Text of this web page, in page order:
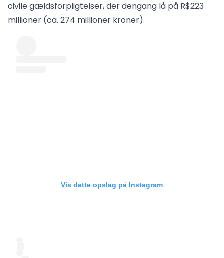
civile gældsforpligtelser, der dengang lå på R$223
millioner (ca. 274 millioner kroner).
Vis dette opslag på Instagram